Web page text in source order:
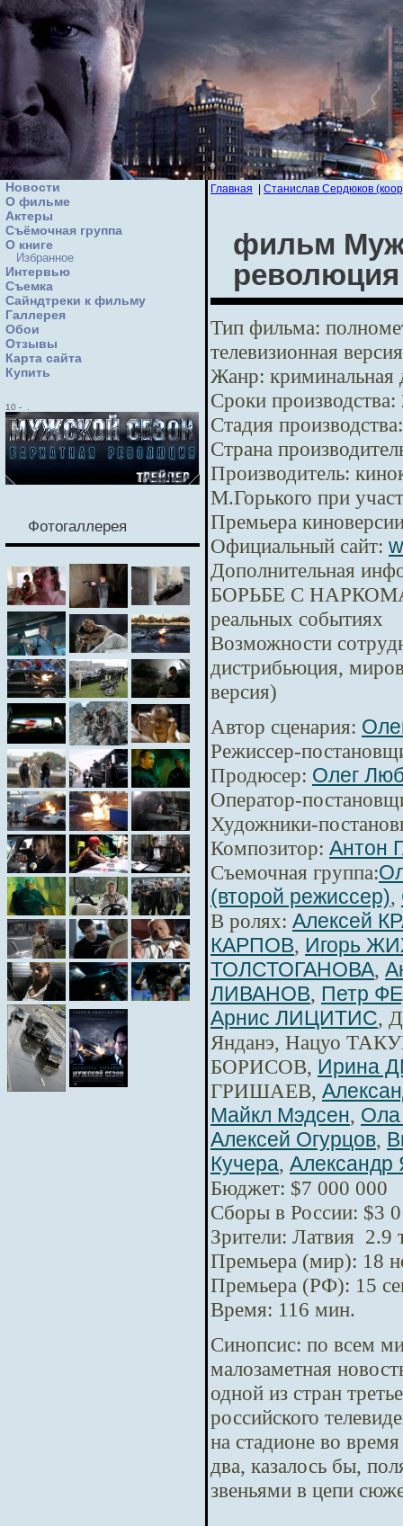
Новости
О фильме
Актеры
Съёмочная группа
О книге
Избранное
Интервью
Cъемка
Сайндтреки к фильму
Галлерея
Обои
Отзывы
Карта сайта
Купить
10 -
Фотогаллерея
Главная Станислав Сердюков
фильм
революция
Тип фильма:
телевизионная
Жанр: криминальная
Сроки производства:
Стадия производства:
Страна
Производитель:
М.Горького при
Премьера
Официальный сайт:
Дополнительная
БОРЬБЕ С
реальных событиях
Возможности
дистрибьюция,
версия)
Автор сценария:
Режиссер-
Продюсер: Олег
Оператор-
Художники-
Композитор: Антон
Съемочная группа:
(второй режиссер),
В ролях: Алексей
КАРПОВ, Игорь
ТОЛСТОГАНОВА,
ЛИВАНОВ, Петр
Арнис ЛИЦИТИС,
Янданэ, Нацуо
БОРИСОВ, Ирина
ГРИШАЕВ,
Майкл Мэдсен, Ола
Алексей Огурцов,
Кучера, Александр
Бюджет: $7 000 000
Сборы в России: $3
Зрители: Латвия 2.9
Премьера (мир): 18
Премьера (РФ): 15
Время: 116 мин.
Синопсис: по всем
малозаметная
одной из стран
российского
на стадионе во
два, казалось бы,
звеньями в цепи